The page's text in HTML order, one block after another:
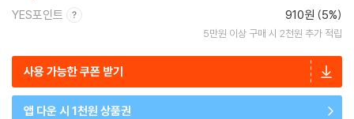
YES포인트 910원 (5%)
5만원 이상 구매 시 2천원 추가 적립
사용 가능한 쿠폰 받기
앱 다운 시 1천원 상품권